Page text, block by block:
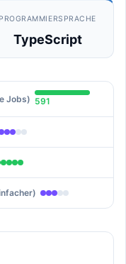
PROGRAMMIERSPRACHE
TypeScript
Jobs) 591